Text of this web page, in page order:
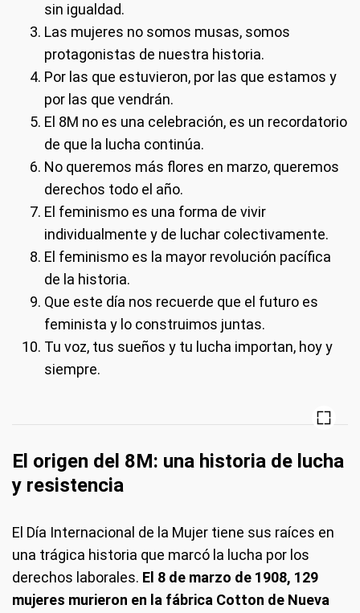
sin igualdad.
Las mujeres no somos musas, somos
protagonistas de nuestra historia.
Por las que estuvieron, por las que estamos y
por las que vendrán.
El 8M no es una celebración, es un recordatorio
de que la lucha continúa.
No queremos más flores en marzo, queremos
derechos todo el año.
El feminismo es una forma de vivir
individualmente y de luchar colectivamente.
El feminismo es la mayor revolución pacífica
de la historia.
Que este día nos recuerde que el futuro es
feminista y lo construimos juntas.
Tu voz, tus sueños y tu lucha importan, hoy y
siempre.
El origen del 8M: una historia de lucha
y resistencia
El Día Internacional de la Mujer tiene sus raíces en
una trágica historia que marcó la lucha por los
derechos laborales. El 8 de marzo de 1908, 129
mujeres murieron en la fábrica Cotton de Nueva